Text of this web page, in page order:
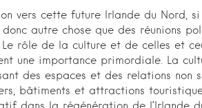
vers cette future Irlande du Nord,
autre chose que des réunions
Le rôle de la culture et de celles et
une importance primordiale. La
des espaces et des relations non
bâtiments et attractions